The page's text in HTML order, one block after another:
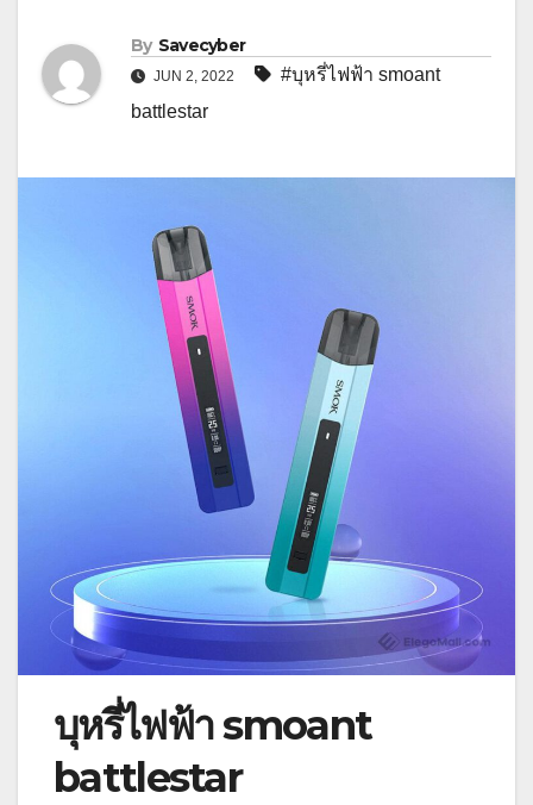
By Savecyber
JUN 2, 2022
#บุหรี่ไฟฟ้า smoant
battlestar
บุหรี่ไฟฟ้า smoant
battlestar